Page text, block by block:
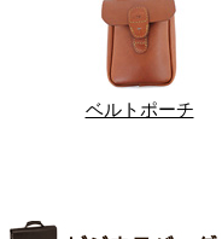
ベルトポーチ